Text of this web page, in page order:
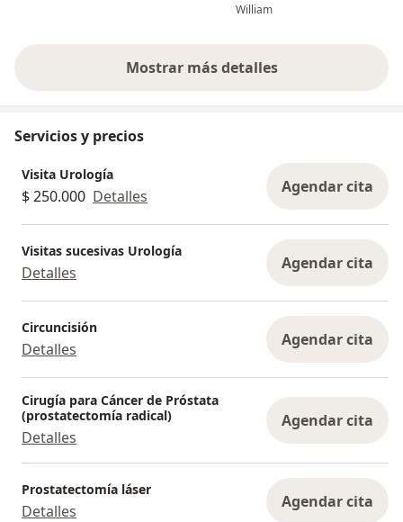
William
Mostrar más detalles
sobre la experiencia
Servicios y precios
Visita Urología
$ 250.000 Detalles Agendar cita
Visitas sucesivas Urología
Detalles Agendar cita
Circuncisión
Detalles Agendar cita
Cirugía para Cáncer de Próstata
(prostatectomía radical)
Detalles
Agendar cita
Prostatectomía láser
Detalles Agendar cita